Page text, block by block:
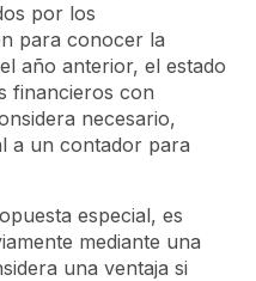
por los
para conocer la
año anterior, el estado
financieros con
necesario,
a un contador para
especial, es
mediante una
una ventaja si